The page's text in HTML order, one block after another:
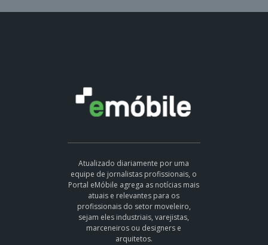
Atualizado diariamente por uma
equipe de jornalistas profissionais, o
Portal eMóbile agrega as notícias mais
atuais e relevantes para os
profissionais do setor moveleiro,
sejam eles industriais, varejistas,
marceneiros ou designers e
arquitetos.